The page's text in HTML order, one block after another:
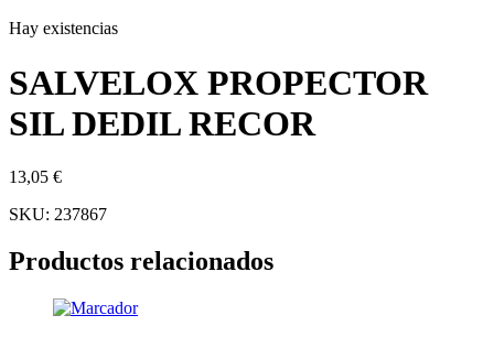
Hay existencias
SALVELOX PROPECTOR
SIL DEDIL RECOR
13,05 €
SKU: 237867
Productos relacionados